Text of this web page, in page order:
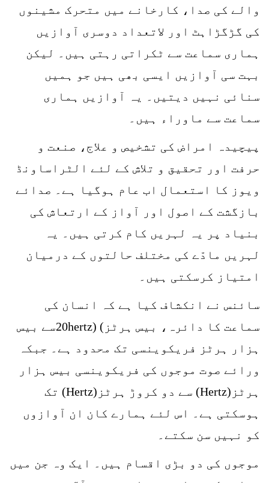
والے کی صدا، کارخانے میں متحرک مشینوں
کی گڑگڑاہٹ اور لاتعداد دوسری آوازیں
ہماری سماعت سے ٹکراتی رہتی ہیں۔ لیکن
بہت سی آوازیں ایسی بھی ہیں جو ہمیں
سنائی نہیں دیتیں۔ یہ آوازیں ہماری
سماعت سے ماوراء ہیں۔
پیچیدہ امراض کی تشخیص و علاج، صنعت و
حرفت اور تحقیق و تلاش کے لئے الٹراساونڈ
ویوز کا استعمال اب عام ہوگیا ہے۔ صدائے
بازگشت کے اصول اور آواز کے ارتعاش کی
بنیاد پر یہ لہریں کام کرتی ہیں۔ یہ
لہریں مادّے کی مختلف حالتوں کے درمیان
امتیاز کرسکتی ہیں۔
سائنس نے انکشاف کیا ہے کہ انسان کی
سماعت کا دائرہ، بیس ہرٹز) (20hertzسے بیس
ہزار ہرٹز فریکوینسی تک محدود ہے۔ جبکہ
ورائے صوت موجوں کی فریکوینسی بیس ہزار
ہرٹز(Hertz) سے دو کروڑ ہرٹز(Hertz) تک
ہوسکتی ہے۔ اس لئے ہمارے کان ان آوازوں
کو نہیں سن سکتے۔
موجوں کی دو بڑی اقسام ہیں۔ ایک وہ جن میں